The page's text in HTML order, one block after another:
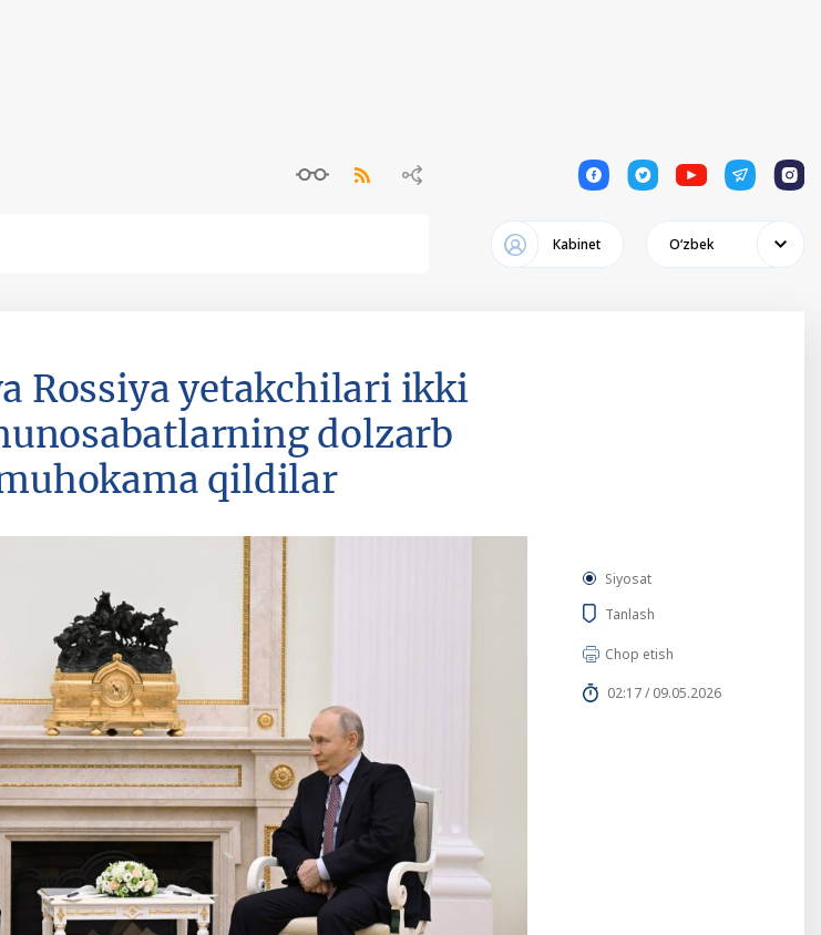
1 1 1 1 1
Кabinet Oʻzbek
Rossiya yetakchilari ikki
dolzarb
qildilar
Siyosat
Tanlash
Chop etish
02:17 / 09.05.2026